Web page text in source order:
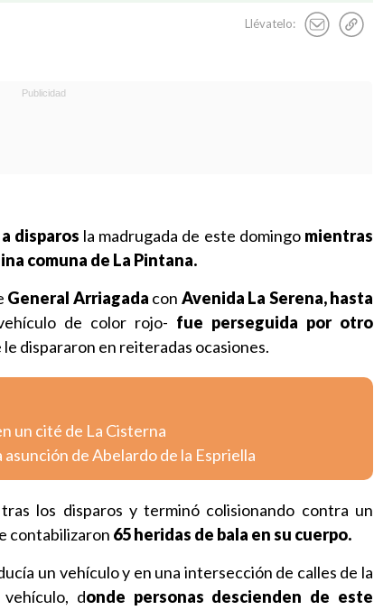
Llévatelo:
disparos la madrugada de este domingomientras
comuna de La Pintana.
General Arriagada con Avenida La Serena, hasta
de color rojo- fue perseguida por otro
le dispararon en reiteradas ocasiones.
un cité de La Cisterna
de Abelardo de la Espriella
los disparos y terminó colisionando contra un
contabilizaron 65 heridas de bala en su cuerpo.
un vehículo y en una intersección de calles de la
donde personas descienden de este